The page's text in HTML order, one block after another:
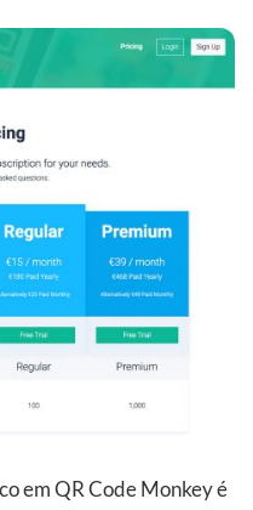
em QR Code Monkey é